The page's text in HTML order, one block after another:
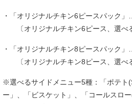
・「オリジナルチキン6ピースパック
〔オリジナルチキン6ピース、選べ
・「オリジナルチキン8ピースパック
〔オリジナルチキン8ピース、選べ
※選べるサイドメニュー5種：「ポテト
ー」、「ビスケット」、「コールスロ